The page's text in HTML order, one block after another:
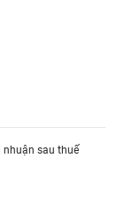
nhuận sau thuế